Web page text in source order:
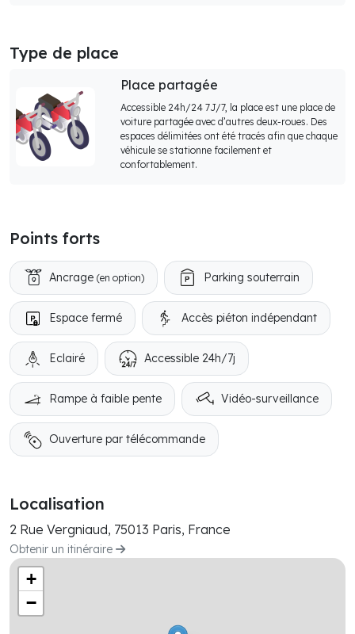
Type de place
Place partagée
Accessible 24h/24 7J/7, la place est une place de
voiture partagée avec d’autres deux-roues. Des
espaces délimitées ont été tracés afin que chaque
véhicule se stationne facilement et
confortablement.
Points forts
Ancrage (en option) Parking souterrain
Espace fermé Accès piéton indépendant
Eclairé Accessible 24h/7j
Rampe à faible pente Vidéo-surveillance
Ouverture par télécommande
Localisation
2 Rue Vergniaud, 75013 Paris, France
Obtenir un itinéraire
+
−